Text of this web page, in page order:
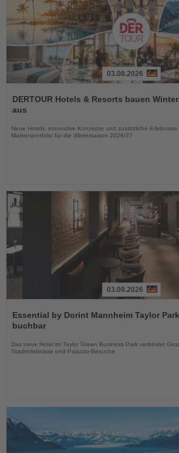
Sie
die
03.08.2026
DERTOUR Hotels & Resorts bauen
aus
Neue Hotels, innovative Konzepte und zusätzliche
Markenportfolio für die Wintersaison 2026/27
Sie
die
03.08.2026
Essential by Dorint Mannheim Taylor
buchbar
Das neue Hotel im Taylor Green Business Park verbindet
Stadterlebnisse und Palazzo-Besuche